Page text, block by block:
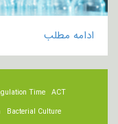
ادامه مطلب
ACT
Time
Bacterial Culture